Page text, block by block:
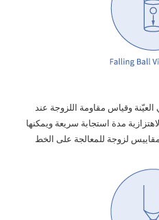
العيّنة وقياس مقاومة اللزوجة عند
مدة استجابة سريعة ويمكنها
لزوجة للمعالجة على الخط